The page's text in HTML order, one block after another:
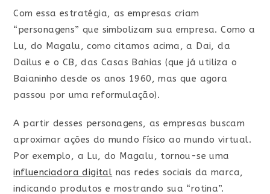
Com essa estratégia, as empresas criam
“personagens” que simbolizam sua empresa. Como a
Lu, do Magalu, como citamos acima, a Dai, da
Dailus e o CB, das Casas Bahias (que já utiliza o
Baianinho desde os anos 1960, mas que agora
passou por uma reformulação).
A partir desses personagens, as empresas buscam
aproximar ações do mundo físico ao mundo virtual.
Por exemplo, a Lu, do Magalu, tornou-se uma
influenciadora digital nas redes sociais da marca,
indicando produtos e mostrando sua “rotina”.